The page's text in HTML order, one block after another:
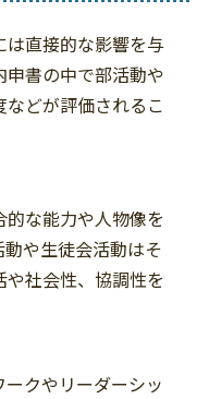
直接的な影響を与
書の中で部活動や
どが評価されるこ
な能力や人物像を
や生徒会活動はそ
社会性、協調性を
クやリーダーシッ